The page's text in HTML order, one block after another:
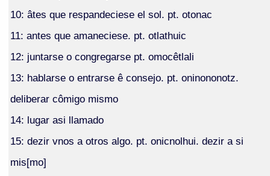
10: âtes que respandeciese el sol. pt. otonac
11: antes que amaneciese. pt. otlathuic
12: juntarse o congregarse pt. omocêtlali
13: hablarse o entrarse ê consejo. pt. oninononotz.
deliberar cômigo mismo
14: lugar asi llamado
15: dezir vnos a otros algo. pt. onicnolhui. dezir a si
mis[mo]